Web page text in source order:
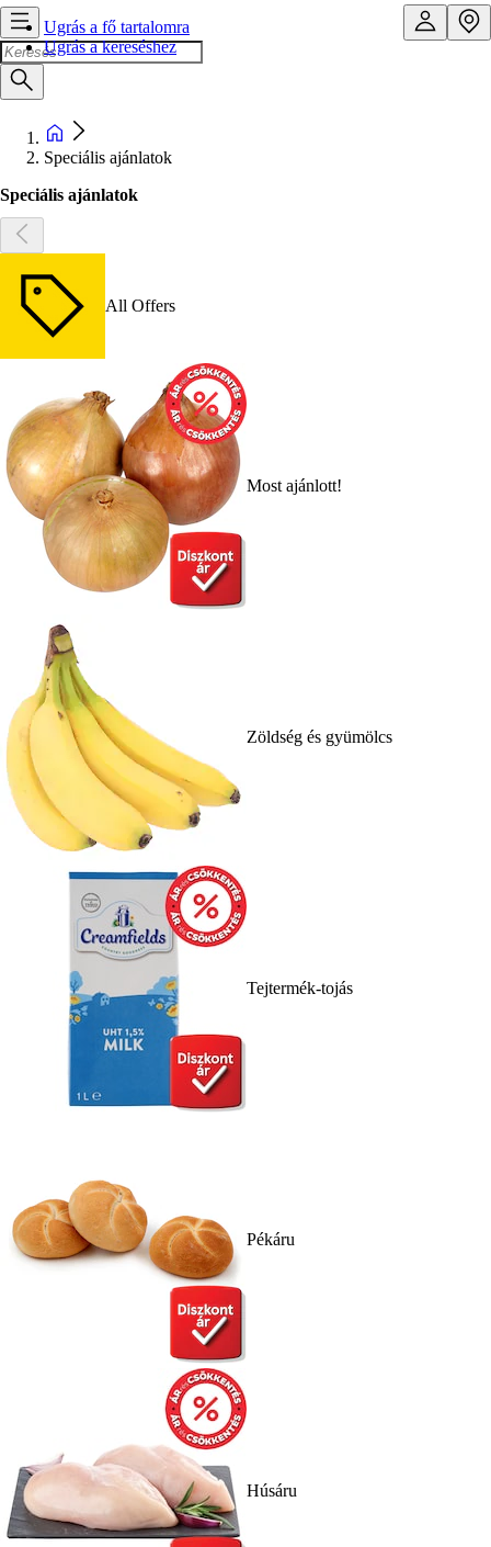
Ugrás a fő tartalomra
Ugrás a kereséshez
Speciális ajánlatok
Speciális ajánlatok
All Offers
Most ajánlott!
Zöldség és gyümölcs
Tejtermék-tojás
Pékáru
Húsáru